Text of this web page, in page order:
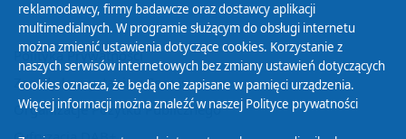
Polityka Prywatności
Zasady korzystania z Serwisu
Organizacje Pożytku Publicznego
reklamodawcy, firmy badawcze oraz dostawcy aplikacji
multimedialnych. W programie służącym do obsługi internetu
można zmienić ustawienia dotyczące cookies. Korzystanie z
naszych serwisów internetowych bez zmiany ustawień dotyczących
cookies oznacza, że będą one zapisane w pamięci urządzenia.
Więcej informacji można znaleźć w naszej Polityce prywatności